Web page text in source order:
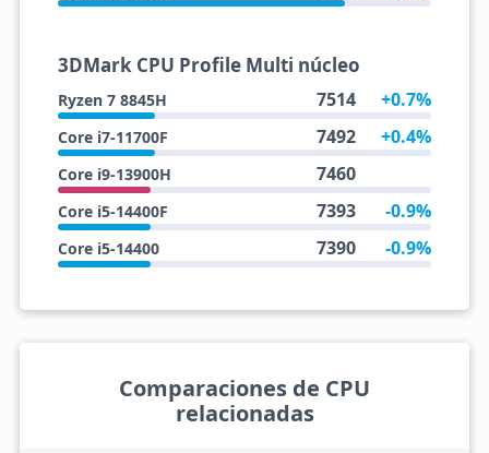
3DMark CPU Profile Multi núcleo
Ryzen 7 8845H 7514 +0.7%
Core i7-11700F 7492 +0.4%
Core i9-13900H 7460
Core i5-14400F 7393 -0.9%
Core i5-14400 7390 -0.9%
Comparaciones de CPU
relacionadas